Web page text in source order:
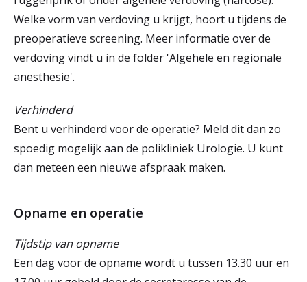
Welke vorm van verdoving u krijgt, hoort u tijdens de
preoperatieve screening. Meer informatie over de
verdoving vindt u in de folder 'Algehele en regionale
anesthesie'.
Verhinderd
Bent u verhinderd voor de operatie? Meld dit dan zo
spoedig mogelijk aan de polikliniek Urologie. U kunt
dan meteen een nieuwe afspraak maken.
Opname en operatie
Tijdstip van opname
Een dag voor de opname wordt u tussen 13.30 uur en